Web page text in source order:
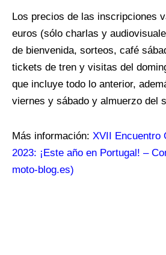
Los precios de las inscripciones
euros (sólo charlas y
de bienvenida, sorteos, café
tickets de tren y visitas del
que incluye todo lo anterior,
viernes y sábado y almuerzo del
Más información: XVII Encuentro
2023: ¡Este año en Portugal! –
moto-blog.es)